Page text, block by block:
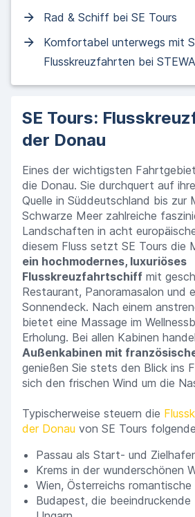
Rad & Schiff bei SE Tours
Komfortabel unterwegs mit
Flusskreuzfahrten bei
SE Tours:
der Donau
Eines der wichtigsten
die Donau. Sie durchquert auf
Quelle in Süddeutschland bis zur
Schwarze Meer zahlreiche
Landschaften in acht
diesem Fluss setzt SE Tours die
ein hochmodernes, luxuriöses
Flusskreuzfahrtschiff mit
Restaurant, Panoramasalon und
Sonnendeck. Nach einem
bietet eine Massage im
Erholung. Bei allen Kabinen
Außenkabinen mit
genießen Sie stets den Blick ins
sich den frischen Wind um die
Typischerweise steuern die
der Donau von SE Tours
Passau als Start- und
Krems in der wunderschönen
Wien, Österreichs
Budapest, die